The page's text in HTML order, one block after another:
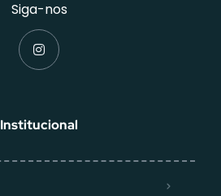
Siga-nos
Institucional